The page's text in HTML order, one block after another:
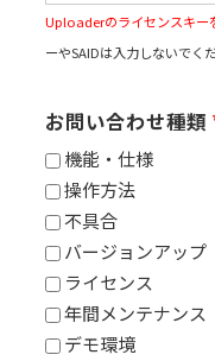
Uploaderのライセンスキー
ーやSAIDは入力しないでくだ
お問い合わせ種類
機能・仕様
操作方法
不具合
バージョンアップ
ライセンス
年間メンテナンス
デモ環境